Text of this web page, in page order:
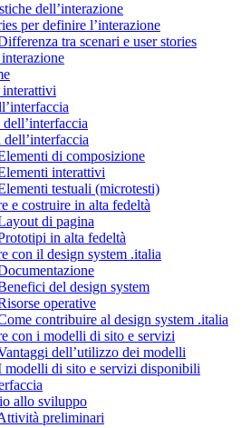
dell’interazione
per definire l’interazione
tra scenari e user stories
di composizione
interattivi
testuali (microtesti)
e costruire in alta fedeltà
di pagina
in alta fedeltà
con il design system .italia
del design system
operative
contribuire al design system .italia
con i modelli di sito e servizi
dell’utilizzo dei modelli
modelli di sito e servizi disponibili
allo sviluppo
preliminari